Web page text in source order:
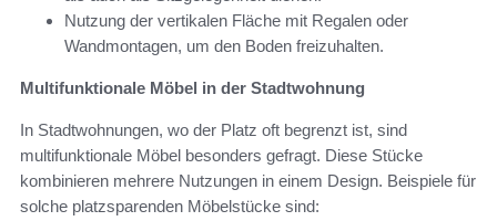
Nutzung der vertikalen Fläche mit Regalen oder
Wandmontagen, um den Boden freizuhalten.
Multifunktionale Möbel in der Stadtwohnung
In Stadtwohnungen, wo der Platz oft begrenzt ist, sind
multifunktionale Möbel besonders gefragt. Diese Stücke
kombinieren mehrere Nutzungen in einem Design. Beispiele für
solche platzsparenden Möbelstücke sind: